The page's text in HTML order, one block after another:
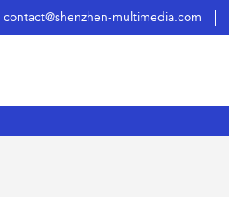
contact@shenzhen-multimedia.com